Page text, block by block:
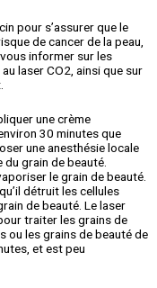
pour s’assurer que le
de cancer de la peau,
informer sur les
laser CO2, ainsi que sur
une crème
30 minutes que
une anesthésie locale
grain de beauté.
le grain de beauté.
détruit les cellules
de beauté. Le laser
traiter les grains de
ou les grains de beauté de
et est peu